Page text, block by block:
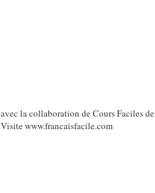
avec la collaboration de Cours Faciles de
Visite www.francaisfacile.com